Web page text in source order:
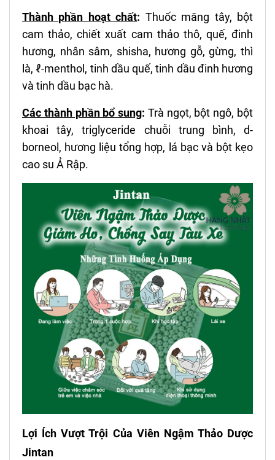
Thành phần hoạt chất: Thuốc măng tây, bột
cam thảo, chiết xuất cam thảo thô, quế, đinh
hương, nhân sâm, shisha, hương gỗ, gừng, thì
là, ℓ-menthol, tinh dầu quế, tinh dầu đinh hương
và tinh dầu bạc hà.
Các thành phần bổ sung: Trà ngọt, bột ngô, bột
khoai tây, triglyceride chuỗi trung bình, d-
borneol, hương liệu tổng hợp, lá bạc và bột kẹo
cao su Ả Rập.
Lợi Ích Vượt Trội Của Viên Ngậm Thảo Dược
Jintan